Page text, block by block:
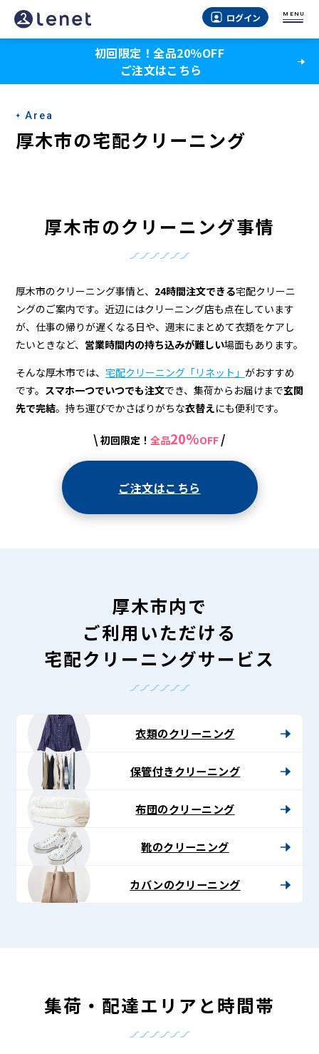
厚
木
の
ク
リ
＆
宅
配
ク
リ
ー
ログイン MENU
初回限定！全品20％OFF
ご注文はこちら
Area
厚木市の宅配クリーニング
厚木市のクリーニング事情
厚木市のクリーニング事情と、 24時間注文できる宅配クリーニ
ングのご案内です。近辺にはクリーニング店も点在しています
が、仕事の帰りが遅くなる日や、週末にまとめて衣類をケアし
たいときなど、 営業時間内の持ち込みが難しい場面もあります。
そんな厚木市では、 宅配クリーニング「リネット」 がおすすめ
です。 スマホ一つでいつでも注文でき、集荷からお届けまで玄関
先で完結。持ち運びでかさばりがちな衣替えにも便利です。
\ 初回限定！ 全品20%OFF /
ご注文はこちら
厚木市内で
ご利用いただける
宅配クリーニングサービス
衣類のクリーニング
保管付きクリーニング
布団のクリーニング
靴のクリーニング
カバンのクリーニング
集荷・配達エリアと時間帯